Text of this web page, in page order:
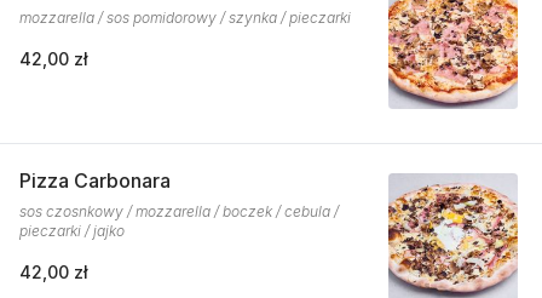
mozzarella / sos pomidorowy / szynka / pieczarki
42,00 zł
Pizza Carbonara
sos czosnkowy / mozzarella / boczek / cebula /
pieczarki / jajko
42,00 zł